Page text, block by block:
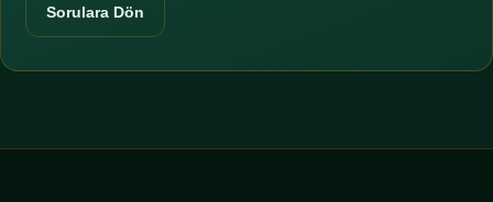
Sorulara Dön